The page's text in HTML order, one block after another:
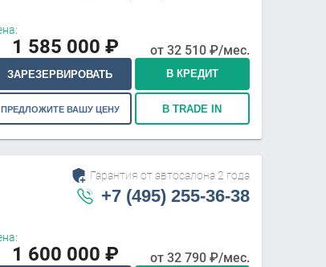
1 585 000 ₽ от 32 510₽/мес.
ЗАРЕЗЕРВИРОВАТЬ В КРЕДИТ
ПРЕДЛОЖИТЕ ВАШУ ЦЕНУ В TRADE IN
Гарантия от автосалона 2 года
+7 (495) 255-36-38
1 600 000 ₽ от 32 790₽/мес.